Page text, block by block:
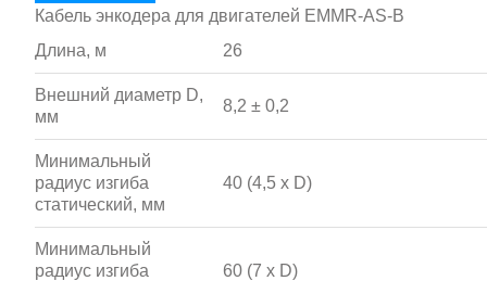
Кабель энкодера для двигателей EMMR-AS-B
Длина, м
26
Внешний диаметр D,
мм
8,2 ± 0,2
Минимальный
радиус изгиба
статический, мм
40 (4,5 x D)
Минимальный
радиус изгиба
60 (7 x D)